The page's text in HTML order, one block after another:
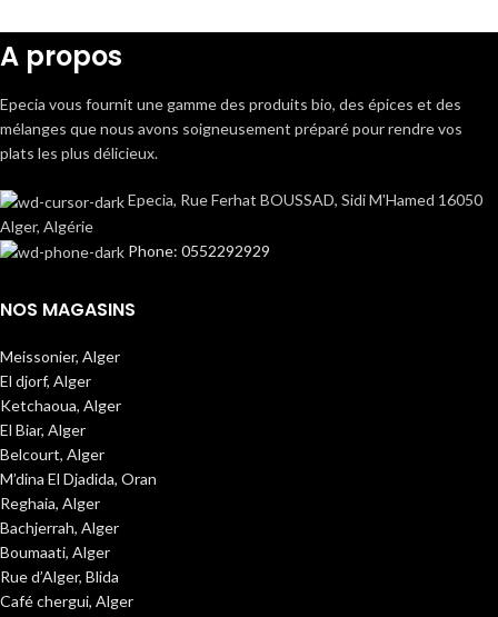
A propos
Epecia vous fournit une gamme des produits bio, des épices et des
mélanges que nous avons soigneusement préparé pour rendre vos
plats les plus délicieux.
Epecia, Rue Ferhat BOUSSAD, Sidi M'Hamed 16050
Alger, Algérie
Phone: 0552292929
NOS MAGASINS
Meissonier, Alger
El djorf, Alger
Ketchaoua, Alger
El Biar, Alger
Belcourt, Alger
M’dina El Djadida, Oran
Reghaia, Alger
Bachjerrah, Alger
Boumaati, Alger
Rue d’Alger, Blida
Café chergui, Alger